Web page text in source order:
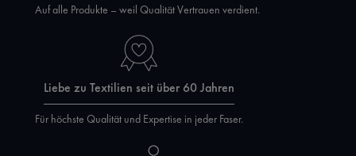
Auf alle Produkte – weil Qualität Vertrauen verdient.
Liebe zu Textilien seit über 60 Jahren
Für höchste Qualität und Expertise in jeder Faser.